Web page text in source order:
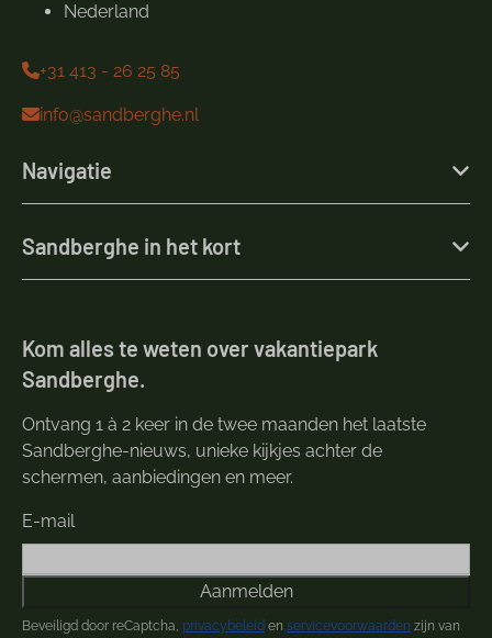
Nederland
+31 413 - 26 25 85
info@sandberghe.nl
Navigatie
Sandberghe in het kort
Kom alles te weten over vakantiepark
Sandberghe.
Ontvang 1 à 2 keer in de twee maanden het laatste
Sandberghe-nieuws, unieke kijkjes achter de
schermen, aanbiedingen en meer.
E-mail
Aanmelden
Beveiligd door reCaptcha, privacybeleid en servicevoorwaarden zijn van